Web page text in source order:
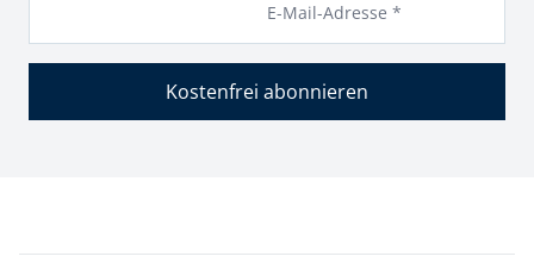
E-Mail-Adresse *
Kostenfrei abonnieren